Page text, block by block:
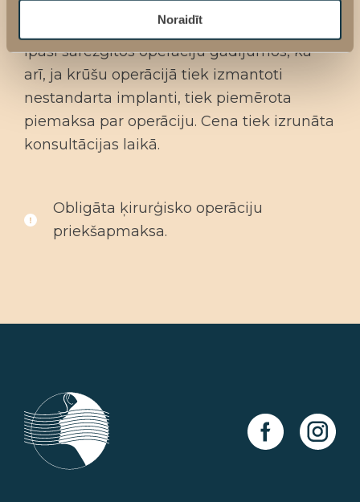
Noraidīt
Īpaši sarežģītos operāciju gadījumos, kā
arī, ja krūšu operācijā tiek izmantoti
nestandarta implanti, tiek piemērota
piemaksa par operāciju. Cena tiek izrunāta
konsultācijas laikā.
Obligāta ķirurģisko operāciju
priekšapmaksa.